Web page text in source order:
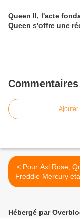
Queen II, l'acte
Queen s'offre une
Commentaires
Ajouter
< Pour Axl Rose, Queen et
Freddie Mercury
meilleurs
Hébergé par